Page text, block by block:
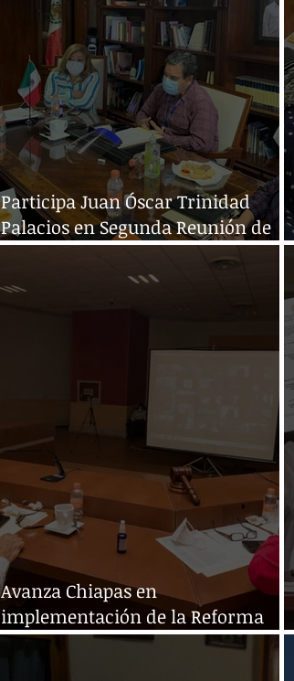
Participa Juan Óscar Trinidad
Palacios en Segunda Reunión de
la Conatrib
Avanza Chiapas en
implementación de la Reforma
Laboral